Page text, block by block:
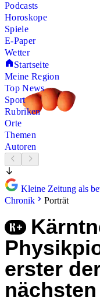
Podcasts
Horoskope
Spiele
E-Paper
Wetter
Startseite
Meine Region
Top News
Sport
Rubriken
Orte
Themen
Autoren
Kleine Zeitung als
Chronik
Porträt
erster
nächsten